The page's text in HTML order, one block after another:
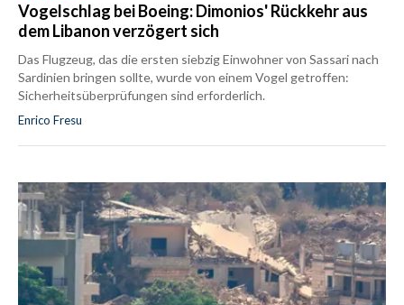
Vogelschlag bei Boeing: Dimonios' Rückkehr aus
dem Libanon verzögert sich
Das Flugzeug, das die ersten siebzig Einwohner von Sassari nach
Sardinien bringen sollte, wurde von einem Vogel getroffen:
Sicherheitsüberprüfungen sind erforderlich.
Enrico Fresu